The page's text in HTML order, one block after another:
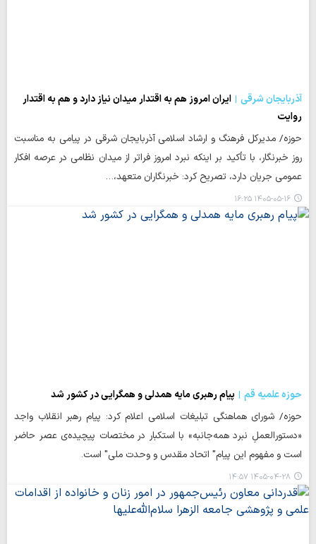
آذربایجان شرقی
ایران امروز هم به اقتدار میدان نیاز دارد و هم به اقتدار
روایت
حوزه/ مدیرکل فرهنگ و ارشاد اسلامی آذربایجان شرقی در پیامی به مناسبت
روز خبرنگار، با تأکید بر اینکه نبرد امروز فراتر از میدان نظامی در عرصه افکار
عمومی جریان دارد، تصریح کرد: خبرنگاران متعهد،…
۱۴۰۵-۰۵-۱۶ ۱۶:۲۵
حوزه علمیه قم
پیام رهبری مایه همدلی و همگرایی در کشور شد
حوزه/ شورای هماهنگی تبلیغات اسلامی اعلام کرد: پیام رهبر انقلاب واجد
«دستورالعملِ نبرد همه‌جانبه» با استکبار در مختصات پیچیده‌ی عصر حاضر
است و مفهوم این پیام" اتحاد مقدس و وحدت ملی" است.
۱۴۰۵-۰۴-۲۸ ۱۴:۵۷